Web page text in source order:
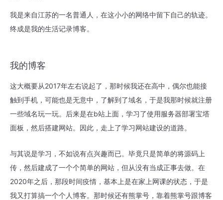
我是来自江苏的一名普通人，在这小小的网络中留下自己的轨迹。
终成是我的生活记录博客。
我的博客
这大概要从2017年左右说起了，那时候我还在高中，偶尔也能接
触到手机，可能也是无意中，了解到了域名，于是我那时候就注册
一些域名玩一玩。后来是在b站上面，学习了使用服务器部署宝塔
面板，然后搭建网站。因此，走上了学习网站建设的道路。
与其说是学习，不如说有点兴趣而已。毕竟只是简单的将源码上
传，然后建成了一个个简单的网站，但从没有当成正事去做。在
2020年之后，那段时间疫情，基本上是在家上网课的状态，于是
我又打算搞一个个人博客。那时候还有熊掌号，靠着熊掌号跟博客